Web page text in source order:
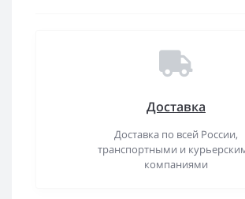
Доставка
Доставка по всей России,
транспортными и
компаниями